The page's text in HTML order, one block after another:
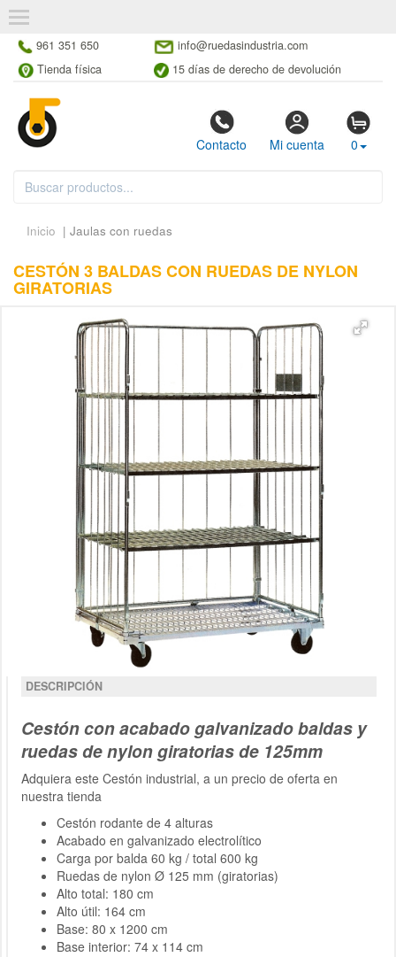
961 351 650
info@ruedasindustria.com
Tienda física
15 días de derecho de devolución
Contacto Mi cuenta 0
Inicio | Jaulas con ruedas
CESTÓN 3 BALDAS CON RUEDAS DE NYLON
GIRATORIAS
DESCRIPCIÓN
Cestón con acabado galvanizado baldas y
ruedas de nylon giratorias de 125mm
Adquiera este Cestón industrial, a un precio de oferta en
nuestra tienda
Cestón rodante de 4 alturas
Acabado en galvanizado electrolítico
Carga por balda 60 kg / total 600 kg
Ruedas de nylon Ø 125 mm (giratorias)
Alto total: 180 cm
Alto útil: 164 cm
Base: 80 x 1200 cm
Base interior: 74 x 114 cm